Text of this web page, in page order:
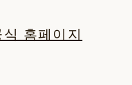
홈페이지